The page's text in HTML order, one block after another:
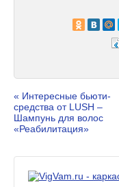
« Интересные бьюти-
средства от LUSH –
Шампунь для волос
«Реабилитация»